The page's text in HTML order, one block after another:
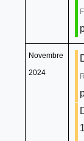
Novembre
2024